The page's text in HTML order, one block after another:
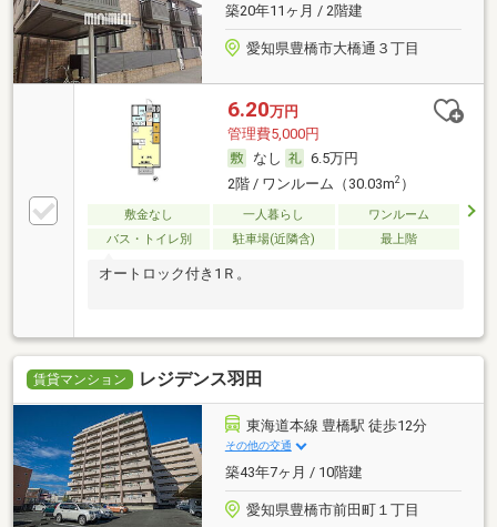
築20年11ヶ月 / 2階建
愛知県豊橋市大橋通３丁目
6.20万円
管理費5,000円
なし
6.5万円
2階 / ワンルーム（30.03m2）
敷金なし 一人暮らし
ワンルーム
バス・トイレ別
駐車場(近隣含) 最上階
オートロック付き1Ｒ。
賃貸マンション レジデンス羽田
東海道本線 豊橋駅 徒歩12分
その他の交通
築43年7ヶ月 / 10階建
愛知県豊橋市前田町１丁目